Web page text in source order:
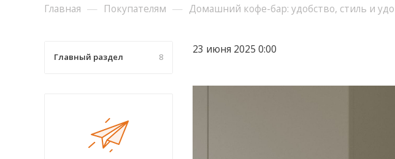
Главная — Покупателям — Домашний кофе-бар: удобство, стиль и
23 июня 2025 0:00
Главный раздел 8